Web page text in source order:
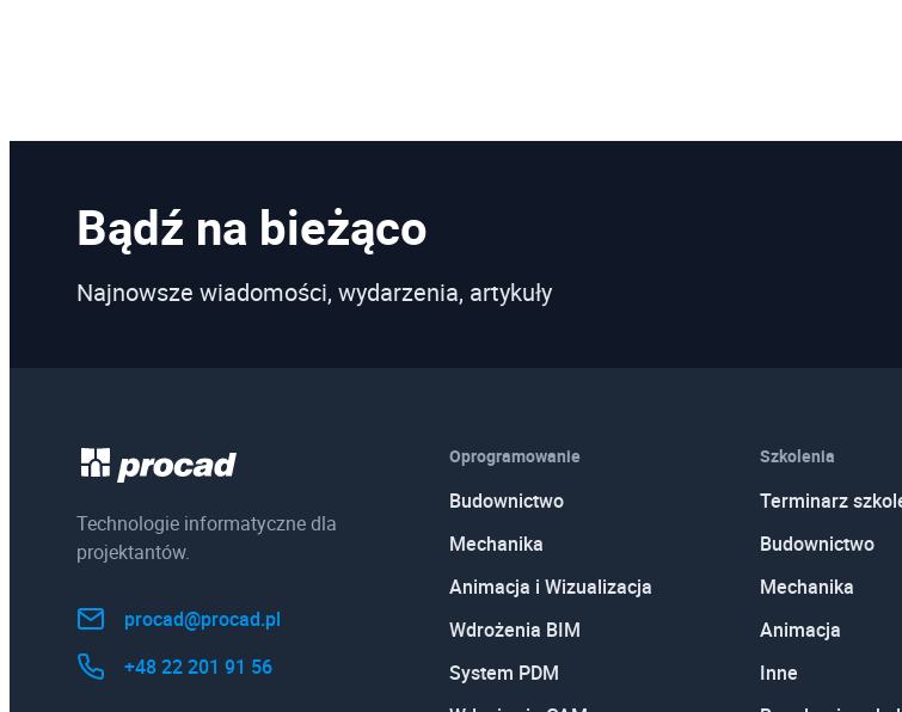
Bądź na bieżąco
Najnowsze wiadomości, wydarzenia, artykuły
Technologie informatyczne dla
projektantów.
procad@procad.pl
+48 22 201 91 56
Oprogramowanie
Budownictwo
Mechanika
Animacja i Wizualizacja
Wdrożenia BIM
System PDM
Szkolenia
Terminarz
Budownictwo
Mechanika
Animacja
Inne